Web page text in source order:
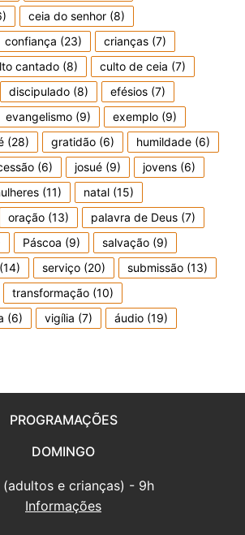
ceia do senhor (8)
confiança (23) crianças (7)
cantado (8) culto de ceia (7)
discipulado (8) efésios (7)
evangelismo (9) exemplo (9)
(28) gratidão (6) humildade (6)
(6) josué (9) jovens (6)
(11) natal (15)
oração (13) palavra de Deus (7)
Páscoa (9) salvação (9)
(14) serviço (20) submissão (13)
transformação (10)
(6) vigília (7) áudio (19)
PROGRAMAÇÕES
DOMINGO
(adultos e crianças) - 9h
Informações